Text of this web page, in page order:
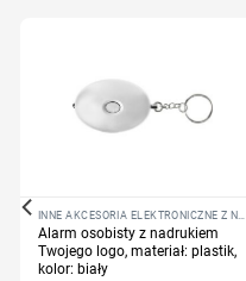
INNE AKCESORIA ELEKTRONICZNE Z NADRUKIEM LOGO
Alarm osobisty z nadrukiem
Twojego logo, materiał: plastik,
kolor: biały